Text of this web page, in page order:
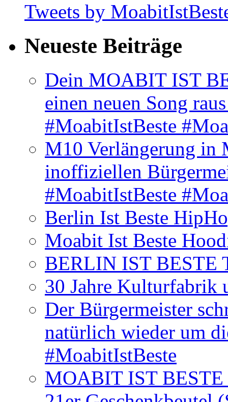
Tweets by
Neueste Beiträge
Dein MOABIT IST
einen neuen Song
#MoabitIstBeste
M10 Verlängerung in
inoffiziellen
#MoabitIstBeste
Berlin Ist Beste
Moabit Ist Beste
BERLIN IST BESTE
30 Jahre Kulturfabrik
Der Bürgermeister
natürlich wieder um
#MoabitIstBeste
MOABIT IST BESTE